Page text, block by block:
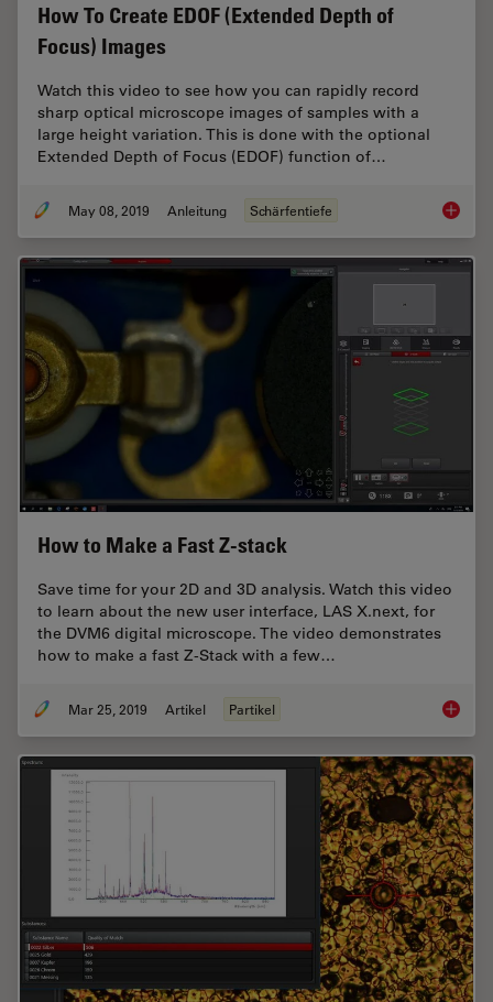
How To Create EDOF (Extended Depth of
Focus) Images
Watch this video to see how you can rapidly record
sharp optical microscope images of samples with a
large height variation. This is done with the optional
Extended Depth of Focus (EDOF) function of…
May 08, 2019 Anleitung Schärfentiefe How
How to Make a Fast Z-stack
Save time for your 2D and 3D analysis. Watch this video
to learn about the new user interface, LAS X.next, for
the DVM6 digital microscope. The video demonstrates
how to make a fast Z-Stack with a few…
Mar 25, 2019 Artikel Partikel How to